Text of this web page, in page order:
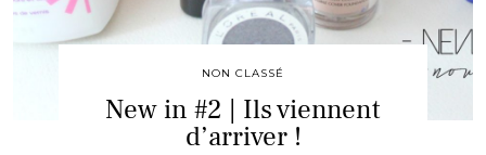
NON CLASSÉ
New in #2 | Ils viennent
d’arriver !